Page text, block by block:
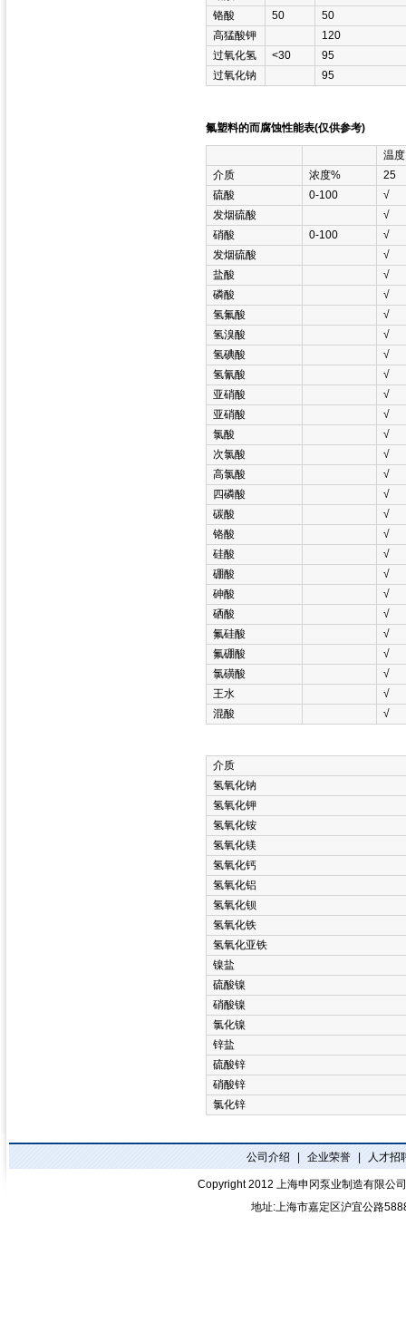
铬酸
50
50
高猛酸钾
120
过氧化氢
<30
95
过氧化钠
95
氟塑料的而腐蚀性能表(仅供参考)
温
介质
浓度%
25
硫酸
0-100
√
发烟硫酸
√
硝酸
0-100
√
发烟硫酸
√
盐酸
√
磷酸
√
氢氟酸
√
氢溴酸
√
氢碘酸
√
氢氰酸
√
亚硝酸
√
亚硝酸
√
氯酸
√
次氯酸
√
高氯酸
√
四磷酸
√
碳酸
√
铬酸
√
硅酸
√
硼酸
√
砷酸
√
硒酸
√
氟硅酸
√
氟硼酸
√
氯磺酸
√
王水
√
混酸
√
介质
氢氧化钠
氢氧化钾
氢氧化铵
氢氧化镁
氢氧化钙
氢氧化铝
氢氧化钡
氢氧化铁
氢氧化亚铁
镍盐
硫酸镍
硝酸镍
氯化镍
锌盐
硫酸锌
硝酸锌
氯化锌
公司介绍 企业荣誉 人才招
Copyright 2012 上海申冈泵业制造有限公司
地址:上海市嘉定区沪宜公路